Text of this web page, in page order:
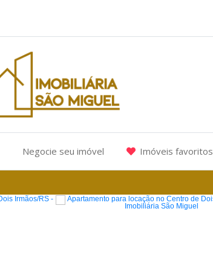
Negocie seu imóvel Imóveis favoritos